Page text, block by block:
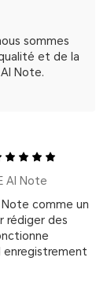
sommes
et de la
Note.
AI Note
comme un
rédiger des
enregistrement